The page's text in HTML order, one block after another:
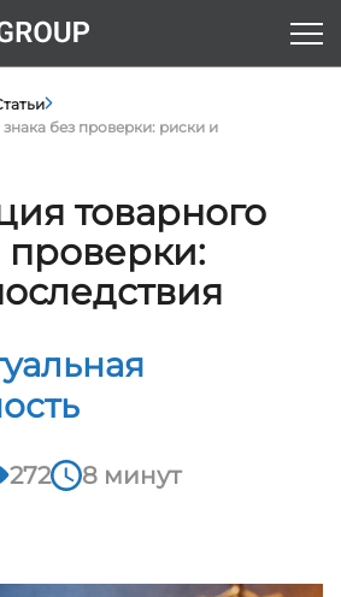
без проверки: риски и
товарного
проверки:
272 8 минут